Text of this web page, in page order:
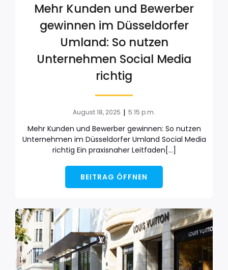
Mehr Kunden und Bewerber
gewinnen im Düsseldorfer
Umland: So nutzen
Unternehmen Social Media
richtig
August 18, 2025 | 5:15 p.m.
Mehr Kunden und Bewerber gewinnen: So nutzen
Unternehmen im Düsseldorfer Umland Social Media
richtig Ein praxisnaher Leitfaden[…]
BEITRAG ÖFFNEN